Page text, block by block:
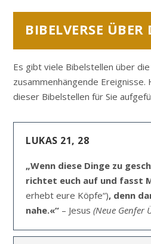
BIBELVERSE ÜBER
Es gibt viele Bibelstellen über
zusammenhängende Ereignisse.
dieser Bibelstellen für Sie
LUKAS 21, 28
„Wenn diese Dinge zu
richtet euch auf und fasst
erhebt eure Köpfe“), denn
nahe.«“ – Jesus(Neue Genfer